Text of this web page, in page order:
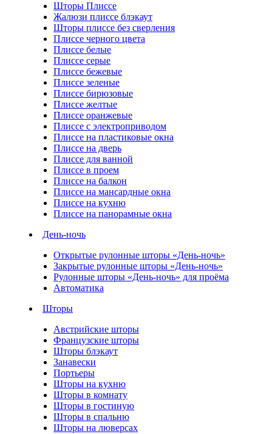
Шторы Плиссе
Жалюзи плиссе блэкаут
Шторы плиссе без сверления
Плиссе черного цвета
Плиссе белые
Плиссе серые
Плиссе бежевые
Плиссе зеленые
Плиссе бирюзовые
Плиссе желтые
Плиссе оранжевые
Плиссе с электроприводом
Плиссе на пластиковые окна
Плиссе на дверь
Плиссе для ванной
Плиссе в проем
Плиссе на балкон
Плиссе на мансардные окна
Плиссе на кухню
Плиссе на панорамные окна
День-ночь
Открытые рулонные шторы «День-ночь»
Закрытые рулонные шторы «День-ночь»
Рулонные шторы «День-ночь» для проёма
Автоматика
Шторы
Австрийские шторы
Французские шторы
Шторы блэкаут
Занавески
Портьеры
Шторы на кухню
Шторы в комнату
Шторы в гостиную
Шторы в спальню
Шторы на люверсах